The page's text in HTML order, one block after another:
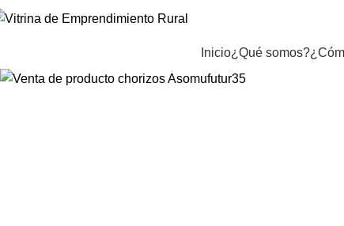
Inicio¿Qué somos?